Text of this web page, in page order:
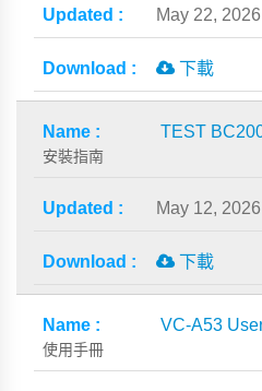
May 22, 2026
下載
TEST
安裝指南
May 12, 2026
下載
VC-A53
使用手冊